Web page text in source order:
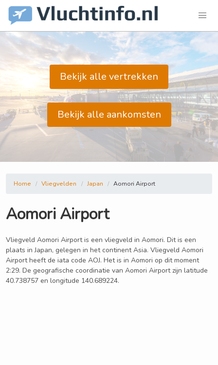
Bekijk alle vertrekken
Bekijk alle aankomsten
Home Vliegvelden Japan Aomori Airport
Aomori Airport
Vliegveld Aomori Airport is een vliegveld in Aomori. Dit is een
plaats in Japan, gelegen in het continent Asia. Vliegveld Aomori
Airport heeft de iata code AOJ. Het is in Aomori op dit moment
2:29. De geografische coordinatie van Aomori Airport zijn latitude
40.738757 en longitude 140.689224.